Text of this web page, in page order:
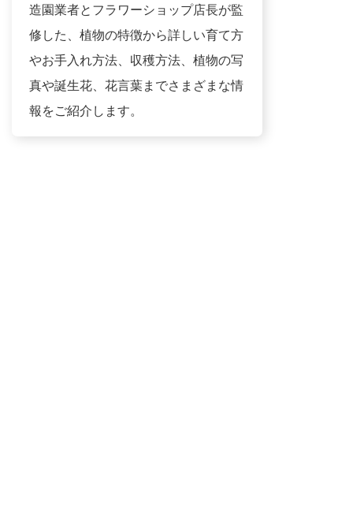
造園業者とフラワーショップ店長が監
修した、植物の特徴から詳しい育て方
やお手入れ方法、収穫方法、植物の写
真や誕生花、花言葉までさまざまな情
報をご紹介します。